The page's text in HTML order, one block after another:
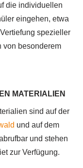
die individuellen
eingehen, etwa
spezieller
von besonderem
MATERIALIEN
sind auf der
und auf dem
und stehen
zur Verfügung.